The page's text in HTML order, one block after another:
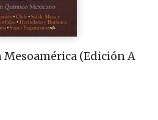
Mesoamérica (Edición A